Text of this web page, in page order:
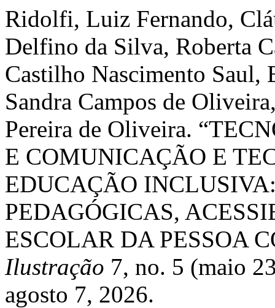
Ridolfi, Luiz Fernando,
Delfino da Silva, Roberta
Castilho Nascimento Saul,
Sandra Campos de
Pereira de Oliveira.
E COMUNICAÇÃO E
EDUCAÇÃO
PEDAGÓGICAS,
ESCOLAR DA PESSOA
Ilustração 7, no. 5 (maio
agosto 7, 2026.